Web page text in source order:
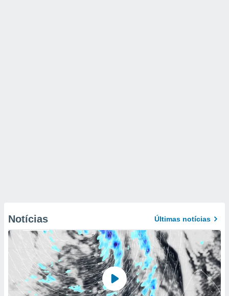
Notícias Últimas notícias